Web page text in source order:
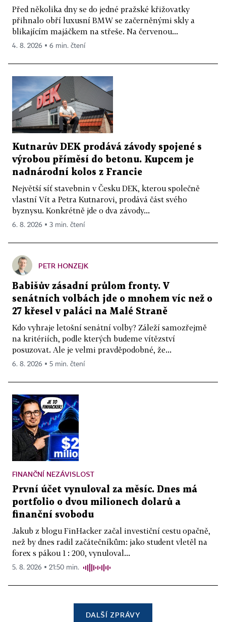
Před několika dny se do jedné pražské křižovatky
přihnalo obří luxusní BMW se začerněnými skly a
blikajícím majáčkem na střeše. Na červenou...
4. 8. 2026 ▪ 6 min. čtení
Kutnarův DEK prodává závody spojené s
výrobou příměsí do betonu. Kupcem je
nadnárodní kolos z Francie
Největší síť stavebnin v Česku DEK, kterou společně
vlastní Vít a Petra Kutnarovi, prodává část svého
byznysu. Konkrétně jde o dva závody...
6. 8. 2026 ▪ 3 min. čtení
PETR HONZEJK
Babišův zásadní průlom fronty. V
senátních volbách jde o mnohem víc než o
27 křesel v paláci na Malé Straně
Kdo vyhraje letošní senátní volby? Záleží samozřejmě
na kritériích, podle kterých budeme vítězství
posuzovat. Ale je velmi pravděpodobné, že...
6. 8. 2026 ▪ 5 min. čtení
FINANČNÍ NEZÁVISLOST
První účet vynuloval za měsíc. Dnes má
portfolio o dvou milionech dolarů a
finanční svobodu
Jakub z blogu FinHacker začal investiční cestu opačně,
než by dnes radil začátečníkům: jako student vletěl na
forex s pákou 1 : 200, vynuloval...
5. 8. 2026 ▪ 21:50 min.
DALŠÍ ZPRÁVY